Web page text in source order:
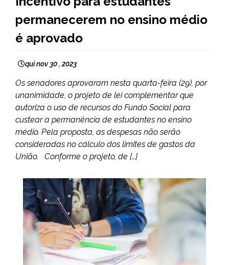
NOTÍCIAS
permanecerem no ensino médio
é aprovado
qui nov 30 , 2023
Os senadores aprovaram nesta quarta-feira (29), por
unanimidade, o projeto de lei complementar que
autoriza o uso de recursos do Fundo Social para
custear a permanência de estudantes no ensino
médio. Pela proposta, as despesas não serão
consideradas no cálculo dos limites de gastos da
União. Conforme o projeto, de […]